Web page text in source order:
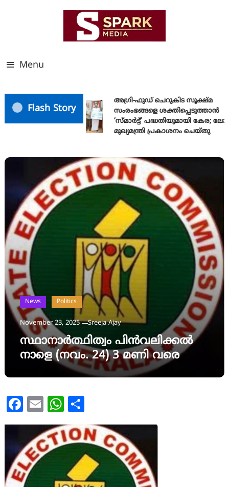
Menu
Flash Story
അഗ്രി-ഫുഡ് ചെറുകിട സൂക്ഷ്മ
സംരംഭങ്ങളെ ശക്തിപ്പെടുത്താന്‍
‘സ്മാര്‍ട്ട്’ പദ്ധതിയുമായി കേര;
മുഖ്യമന്ത്രി പ്രകാശനം ചെയ്തു
News Politics
November 23, 2025 Sreeja Ajay
സ്ഥാനാർത്ഥിത്വം പിൻവലിക്കൽ
നാളെ (നവം. 24) 3 മണി വരെ
Facebook
Email WhatsApp